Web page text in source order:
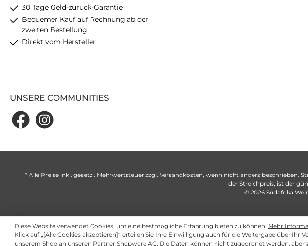
30 Tage Geld-zurück-Garantie
Bequemer Kauf auf Rechnung ab der
zweiten Bestellung
Direkt vom Hersteller
UNSERE COMMUNITIES
* Alle Preise inkl. gesetzl. Mehrwertsteuer zzgl. Versandkosten, wenn nicht anders beschrieben.
der Streichpreis, ist der
© 2026 Südafrika
Diese Website verwendet Cookies, um eine bestmögliche Erfahrung bieten zu können. Mehr
Klick auf „[Alle Cookies akzeptieren]“ erteilen Sie Ihre Einwilligung auch für die Weitergabe über Ihr
unserem Shop an unseren Partner Shopware AG. Die Daten können nicht zugeordnet werden, aber